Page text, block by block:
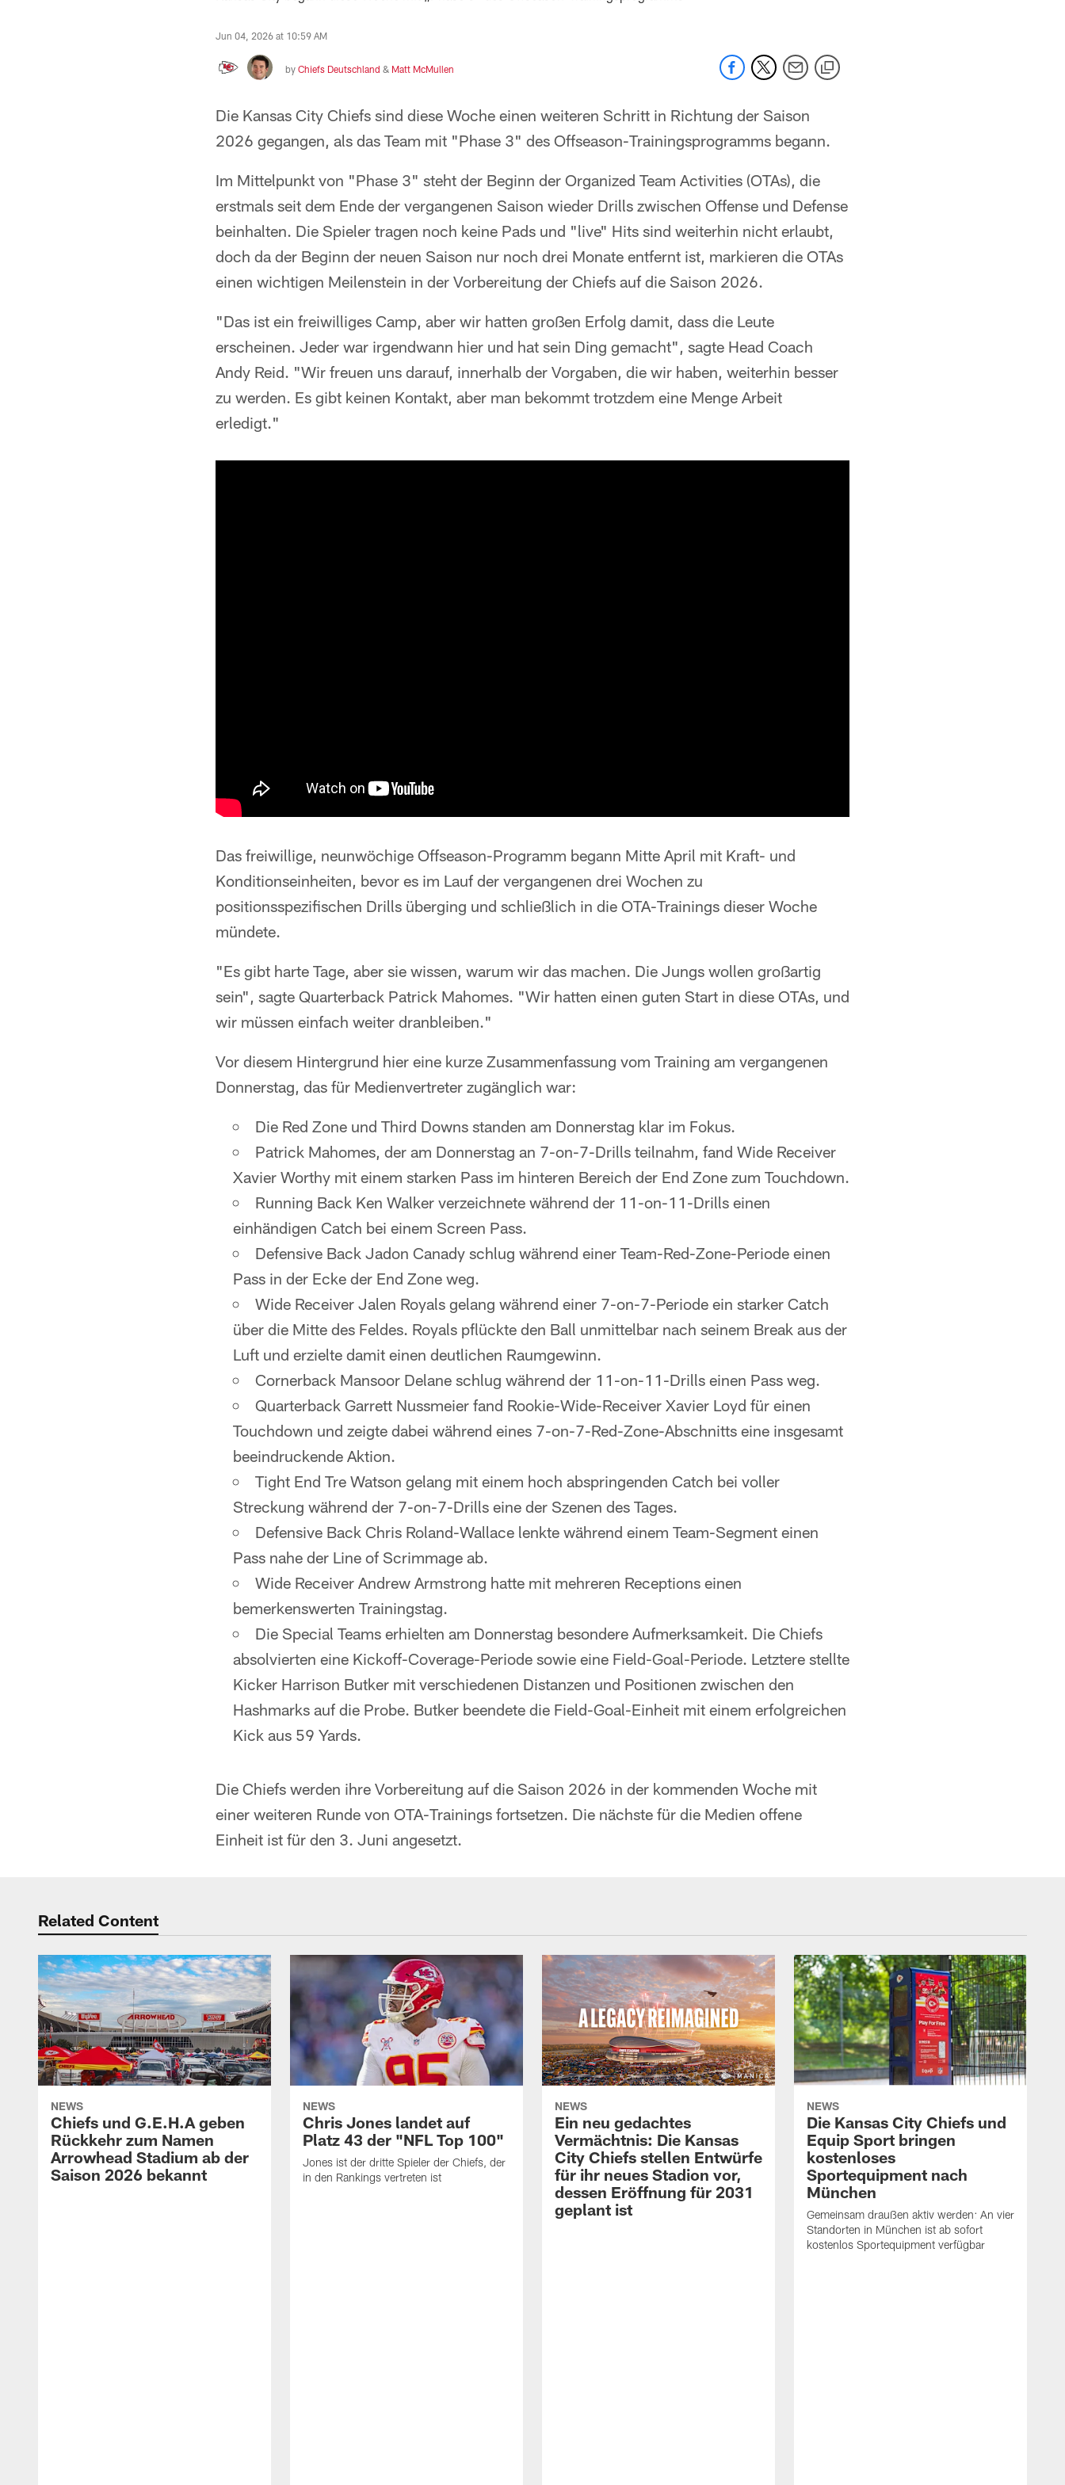
Jun 04, 2026 at 10:59 AM
by Chiefs Deutschland & Matt McMullen
Die Kansas City Chiefs sind diese Woche einen weiteren Schritt in Richtung der Saison
2026 gegangen, als das Team mit "Phase 3" des Offseason-Trainingsprogramms begann.
Im Mittelpunkt von "Phase 3" steht der Beginn der Organized Team Activities (OTAs), die
erstmals seit dem Ende der vergangenen Saison wieder Drills zwischen Offense und Defense
beinhalten. Die Spieler tragen noch keine Pads und "live" Hits sind weiterhin nicht erlaubt,
doch da der Beginn der neuen Saison nur noch drei Monate entfernt ist, markieren die OTAs
einen wichtigen Meilenstein in der Vorbereitung der Chiefs auf die Saison 2026.
"Das ist ein freiwilliges Camp, aber wir hatten großen Erfolg damit, dass die Leute
erscheinen. Jeder war irgendwann hier und hat sein Ding gemacht", sagte Head Coach
Andy Reid. "Wir freuen uns darauf, innerhalb der Vorgaben, die wir haben, weiterhin besser
zu werden. Es gibt keinen Kontakt, aber man bekommt trotzdem eine Menge Arbeit
erledigt."
Das freiwillige, neunwöchige Offseason-Programm begann Mitte April mit Kraft- und
Konditionseinheiten, bevor es im Lauf der vergangenen drei Wochen zu
positionsspezifischen Drills überging und schließlich in die OTA-Trainings dieser Woche
mündete.
"Es gibt harte Tage, aber sie wissen, warum wir das machen. Die Jungs wollen großartig
sein", sagte Quarterback Patrick Mahomes. "Wir hatten einen guten Start in diese OTAs, und
wir müssen einfach weiter dranbleiben."
Vor diesem Hintergrund hier eine kurze Zusammenfassung vom Training am vergangenen
Donnerstag, das für Medienvertreter zugänglich war:
Die Red Zone und Third Downs standen am Donnerstag klar im Fokus.
Patrick Mahomes, der am Donnerstag an 7-on-7-Drills teilnahm, fand Wide Receiver
Xavier Worthy mit einem starken Pass im hinteren Bereich der End Zone zum Touchdown.
Running Back Ken Walker verzeichnete während der 11-on-11-Drills einen
einhändigen Catch bei einem Screen Pass.
Defensive Back Jadon Canady schlug während einer Team-Red-Zone-Periode einen
Pass in der Ecke der End Zone weg.
Wide Receiver Jalen Royals gelang während einer 7-on-7-Periode ein starker Catch
über die Mitte des Feldes. Royals pflückte den Ball unmittelbar nach seinem Break aus der
Luft und erzielte damit einen deutlichen Raumgewinn.
Cornerback Mansoor Delane schlug während der 11-on-11-Drills einen Pass weg.
Quarterback Garrett Nussmeier fand Rookie-Wide-Receiver Xavier Loyd für einen
Touchdown und zeigte dabei während eines 7-on-7-Red-Zone-Abschnitts eine insgesamt
beeindruckende Aktion.
Tight End Tre Watson gelang mit einem hoch abspringenden Catch bei voller
Streckung während der 7-on-7-Drills eine der Szenen des Tages.
Defensive Back Chris Roland-Wallace lenkte während einem Team-Segment einen
Pass nahe der Line of Scrimmage ab.
Wide Receiver Andrew Armstrong hatte mit mehreren Receptions einen
bemerkenswerten Trainingstag.
Die Special Teams erhielten am Donnerstag besondere Aufmerksamkeit. Die Chiefs
absolvierten eine Kickoff-Coverage-Periode sowie eine Field-Goal-Periode. Letztere stellte
Kicker Harrison Butker mit verschiedenen Distanzen und Positionen zwischen den
Hashmarks auf die Probe. Butker beendete die Field-Goal-Einheit mit einem erfolgreichen
Kick aus 59 Yards.
Die Chiefs werden ihre Vorbereitung auf die Saison 2026 in der kommenden Woche mit
einer weiteren Runde von OTA-Trainings fortsetzen. Die nächste für die Medien offene
Einheit ist für den 3. Juni angesetzt.
Related Content
NEWS
Chiefs und G.E.H.A geben
Rückkehr zum Namen
Arrowhead Stadium ab der
Saison 2026 bekannt
NEWS
Chris Jones landet auf
Platz 43 der "NFL Top 100"
Jones ist der dritte Spieler der Chiefs, der
in den Rankings vertreten ist
NEWS
Ein neu gedachtes
Vermächtnis: Die Kansas
City Chiefs stellen Entwürfe
für ihr neues Stadion vor,
dessen Eröffnung für 2031
geplant ist
NEWS
Die Kansas City Chiefs und
Equip Sport bringen
kostenloses
Sportequipment nach
München
Gemeinsam draußen aktiv werden: An vier
Standorten in München ist ab sofort
kostenlos Sportequipment verfügbar